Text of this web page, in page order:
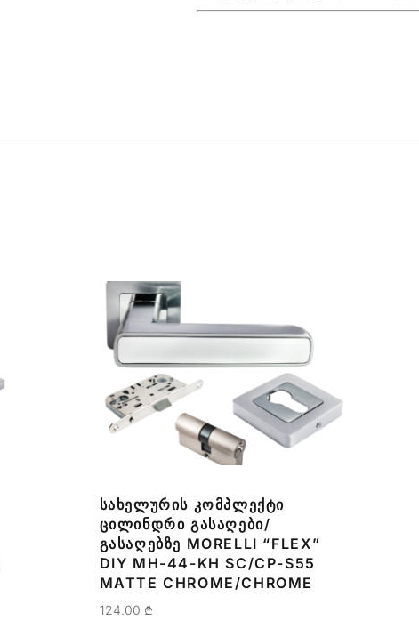
ᲡᲐᲮᲔᲚᲣᲠᲘᲡ ᲙᲝᲛᲞᲚᲔᲥᲢᲘ
ᲪᲘᲚᲘᲜᲓᲠᲘ ᲒᲐᲡᲐᲦᲔᲑᲘ/
ᲒᲐᲡᲐᲦᲔᲑᲖᲔ MORELLI “FLEX”
DIY MH-44-KH SC/CP-S55
MATTE CHROME/CHROME
124.00 ₾